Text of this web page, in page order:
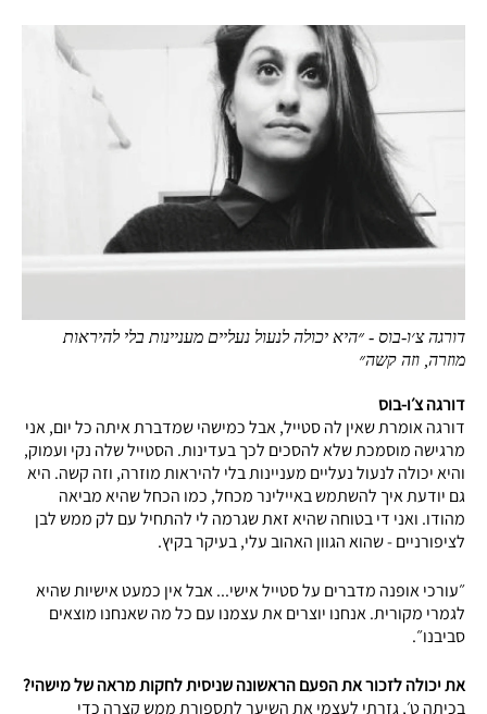
דורגה צ׳ו-בוס - ״היא יכולה לנעול נעליים מעניינות בלי להיראות
מוזרה, וזה קשה״
דורגה צ׳ו-בוס
דורגה אומרת שאין לה סטייל, אבל כמישהי שמדברת איתה כל יום, אני
מרגישה מוסמכת שלא להסכים לכך בעדינות. הסטייל שלה נקי ועמוק,
והיא יכולה לנעול נעליים מעניינות בלי להיראות מוזרה, וזה קשה. היא
גם יודעת איך להשתמש באיילינר מכחל, כמו הכחל שהיא מביאה
מהודו. ואני די בטוחה שהיא זאת שגרמה לי להתחיל עם לק ממש לבן
לציפורניים - שהוא הגוון האהוב עלי, בעיקר בקיץ.
״עורכי אופנה מדברים על סטייל אישי... אבל אין כמעט אישיות שהיא
לגמרי מקורית. אנחנו יוצרים את עצמנו עם כל מה שאנחנו מוצאים
סביבנו״.
את יכולה לזכור את הפעם הראשונה שניסית לחקות מראה של מישהי?
בכיתה ט׳, גזרתי לעצמי את השיער לתספורת ממש קצרה כדי